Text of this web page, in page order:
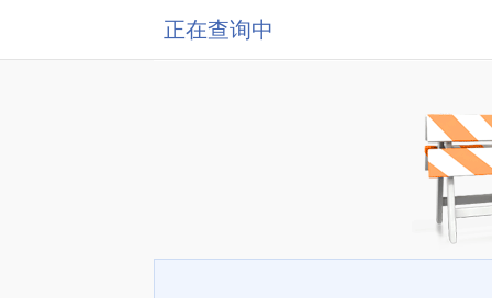
正在查询中